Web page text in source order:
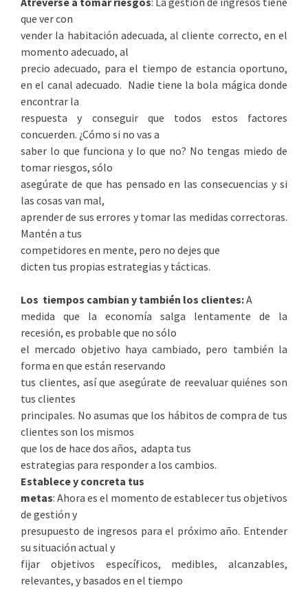
que ver con
vender la habitación adecuada, al cliente correcto, en el
momento adecuado, al
precio adecuado, para el tiempo de estancia oportuno,
en el canal adecuado. Nadie tiene la bola mágica donde
encontrar la
respuesta y conseguir que todos estos factores
concuerden. ¿Cómo si no vas a
saber lo que funciona y lo que no? No tengas miedo de
tomar riesgos, sólo
asegúrate de que has pensado en las consecuencias y si
las cosas van mal,
aprender de sus errores y tomar las medidas correctoras.
Mantén a tus
competidores en mente, pero no dejes que
dicten tus propias estrategias y tácticas.
Los tiempos cambian y también los clientes:A
medida que la economía salga lentamente de la
recesión, es probable que no sólo
el mercado objetivo haya cambiado, pero también la
forma en que están reservando
tus clientes, así que asegúrate de reevaluar quiénes son
tus clientes
principales. No asumas que los hábitos de compra de tus
clientes son los mismos
que los de hace dos años, adapta tus
estrategias para responder a los cambios.
Establece y concreta tus
metas: Ahora es el momento de establecer tus objetivos
de gestión y
presupuesto de ingresos para el próximo año. Entender
su situación actual y
fijar objetivos específicos, medibles, alcanzables,
relevantes, y basados en el tiempo